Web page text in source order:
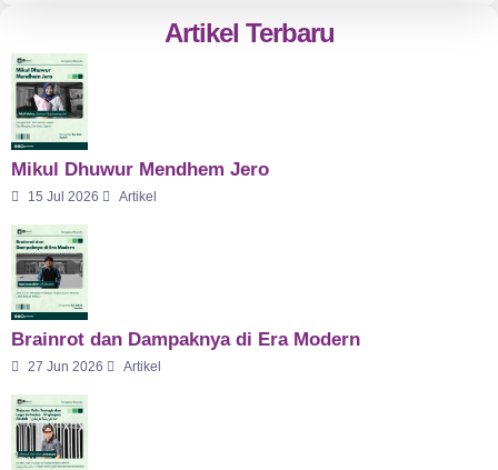
Artikel Terbaru
Mikul Dhuwur Mendhem Jero
15 Jul 2026 Artikel
Brainrot dan Dampaknya di Era Modern
27 Jun 2026 Artikel